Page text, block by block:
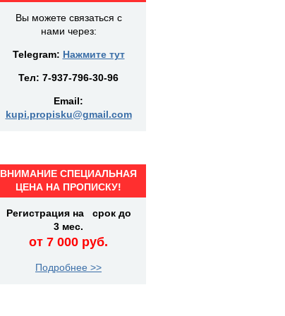
Вы можете связаться с
нами через:
Telegram: Нажмите тут
Тел: 7-937-796-30-96
Email:
kupi.propisku@gmail.com
ВНИМАНИЕ СПЕЦИАЛЬНАЯ
ЦЕНА НА ПРОПИСКУ!
Регистрация на срок до
3 мес.
от 7 000 руб.
Подробнее >>